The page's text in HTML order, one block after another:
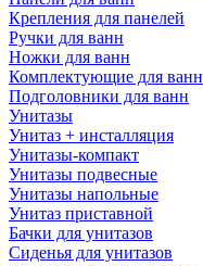
Крепления для панелей
Ручки для ванн
Ножки для ванн
Комплектующие для ванн
Подголовники для ванн
Унитазы
Унитаз + инсталляция
Унитазы-компакт
Унитазы подвесные
Унитазы напольные
Унитаз приставной
Бачки для унитазов
Сиденья для унитазов